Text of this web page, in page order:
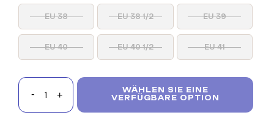
EU 38 EU 38 1/2 EU 39
EU 40 EU 40 1/2 EU 41
WÄHLEN SIE EINE
VERFÜGBARE OPTION